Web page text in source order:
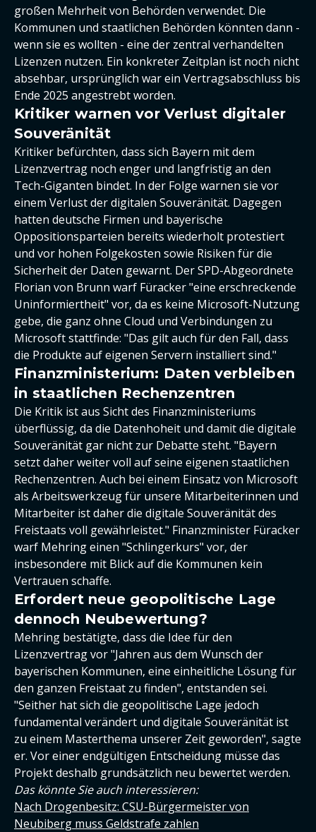
großen Mehrheit von Behörden verwendet. Die
Kommunen und staatlichen Behörden könnten dann -
wenn sie es wollten - eine der zentral verhandelten
Lizenzen nutzen. Ein konkreter Zeitplan ist noch nicht
absehbar, ursprünglich war ein Vertragsabschluss bis
Ende 2025 angestrebt worden.
Kritiker warnen vor Verlust digitaler
Souveränität
Kritiker befürchten, dass sich Bayern mit dem
Lizenzvertrag noch enger und langfristig an den
Tech-Giganten bindet. In der Folge warnen sie vor
einem Verlust der digitalen Souveränität. Dagegen
hatten deutsche Firmen und bayerische
Oppositionsparteien bereits wiederholt protestiert
und vor hohen Folgekosten sowie Risiken für die
Sicherheit der Daten gewarnt. Der SPD-Abgeordnete
Florian von Brunn warf Füracker "eine erschreckende
Uninformiertheit" vor, da es keine Microsoft-Nutzung
gebe, die ganz ohne Cloud und Verbindungen zu
Microsoft stattfinde: "Das gilt auch für den Fall, dass
die Produkte auf eigenen Servern installiert sind."
Finanzministerium: Daten verbleiben
in staatlichen Rechenzentren
Die Kritik ist aus Sicht des Finanzministeriums
überflüssig, da die Datenhoheit und damit die digitale
Souveränität gar nicht zur Debatte steht. "Bayern
setzt daher weiter voll auf seine eigenen staatlichen
Rechenzentren. Auch bei einem Einsatz von Microsoft
als Arbeitswerkzeug für unsere Mitarbeiterinnen und
Mitarbeiter ist daher die digitale Souveränität des
Freistaats voll gewährleistet." Finanzminister Füracker
warf Mehring einen "Schlingerkurs" vor, der
insbesondere mit Blick auf die Kommunen kein
Vertrauen schaffe.
Erfordert neue geopolitische Lage
dennoch Neubewertung?
Mehring bestätigte, dass die Idee für den
Lizenzvertrag vor "Jahren aus dem Wunsch der
bayerischen Kommunen, eine einheitliche Lösung für
den ganzen Freistaat zu finden", entstanden sei.
"Seither hat sich die geopolitische Lage jedoch
fundamental verändert und digitale Souveränität ist
zu einem Masterthema unserer Zeit geworden", sagte
er. Vor einer endgültigen Entscheidung müsse das
Projekt deshalb grundsätzlich neu bewertet werden.
Das könnte Sie auch interessieren:
Nach Drogenbesitz: CSU-Bürgermeister von
Neubiberg muss Geldstrafe zahlen